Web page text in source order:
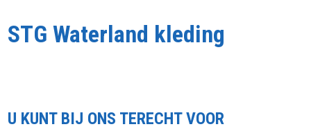
STG Waterland kleding
U KUNT BIJ ONS TERECHT VOOR